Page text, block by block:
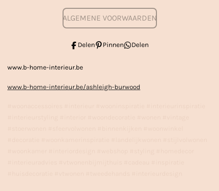
ALGEMENE VOORWAARDEN
Delen Pinnen Delen
www.b-home-interieur.be
www.b-home-interieur.be/ashleigh-burwood